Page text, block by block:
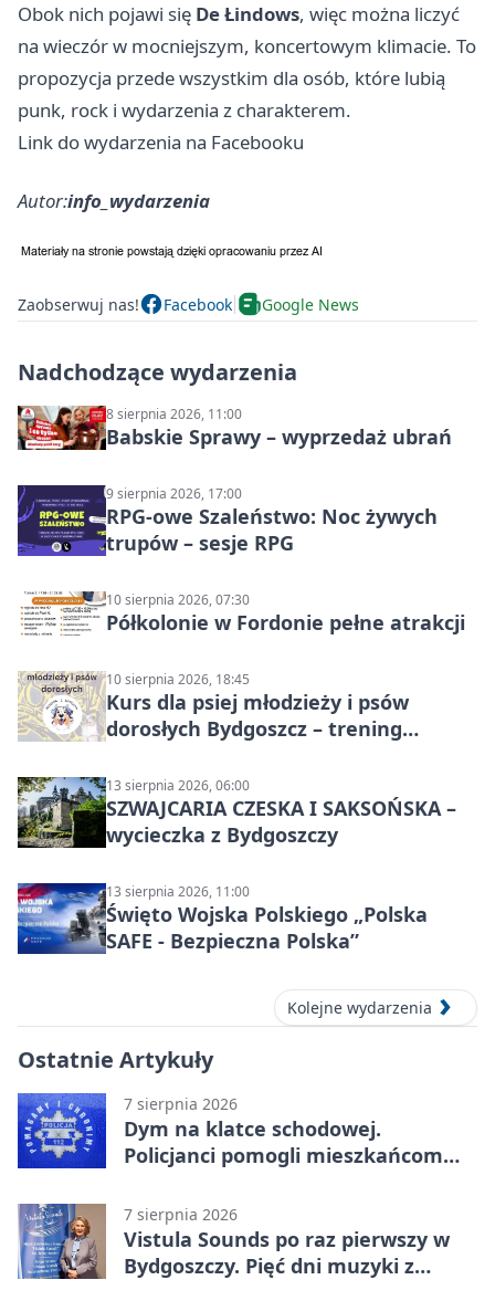
Obok nich pojawi się De Łindows, więc można liczyć
na wieczór w mocniejszym, koncertowym klimacie. To
propozycja przede wszystkim dla osób, które lubią
punk, rock i wydarzenia z charakterem.
Link do wydarzenia na Facebooku
Autor:info_wydarzenia
Zaobserwuj nas! Facebook Google News
Nadchodzące wydarzenia
8 sierpnia 2026, 11:00
Babskie Sprawy – wyprzedaż ubrań
9 sierpnia 2026, 17:00
RPG-owe Szaleństwo: Noc żywych
trupów – sesje RPG
10 sierpnia 2026, 07:30
Półkolonie w Fordonie pełne atrakcji
10 sierpnia 2026, 18:45
Kurs dla psiej młodzieży i psów
dorosłych Bydgoszcz – trening
13 sierpnia 2026, 06:00
SZWAJCARIA CZESKA I SAKSOŃSKA –
wycieczka z Bydgoszczy
13 sierpnia 2026, 11:00
Święto Wojska Polskiego „Polska
SAFE - Bezpieczna Polska”
Kolejne wydarzenia
Ostatnie Artykuły
7 sierpnia 2026
Dym na klatce schodowej.
Policjanci pomogli mieszkańcom
7 sierpnia 2026
Vistula Sounds po raz pierwszy w
Bydgoszczy. Pięć dni muzyki z